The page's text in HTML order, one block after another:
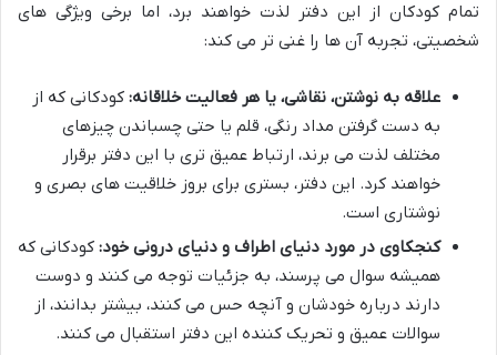
تمام کودکان از این دفتر لذت خواهند برد، اما برخی ویژگی های
شخصیتی، تجربه آن ها را غنی تر می کند:
علاقه به نوشتن، نقاشی، یا هر فعالیت خلاقانه: کودکانی که از
به دست گرفتن مداد رنگی، قلم یا حتی چسباندن چیزهای
مختلف لذت می برند، ارتباط عمیق تری با این دفتر برقرار
خواهند کرد. این دفتر، بستری برای بروز خلاقیت های بصری و
نوشتاری است.
کنجکاوی در مورد دنیای اطراف و دنیای درونی خود: کودکانی که
همیشه سوال می پرسند، به جزئیات توجه می کنند و دوست
دارند درباره خودشان و آنچه حس می کنند، بیشتر بدانند، از
سوالات عمیق و تحریک کننده این دفتر استقبال می کنند.